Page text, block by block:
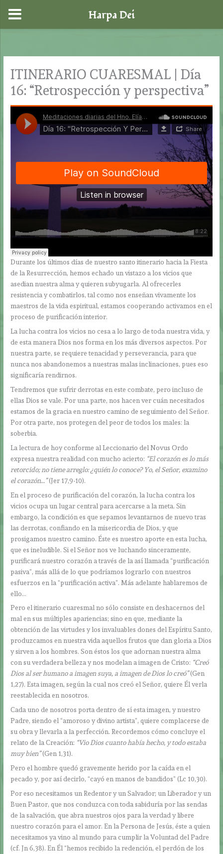
contenido
ITINERARIO CUARESMAL | Día
16: “Retrospección y perspectiva”
Durante los últimos días de nuestro santo itinerario hacia la Fiesta
de la Resurrección, hemos echado un vistazo a los vicios que
asedian nuestra alma y quieren subyugarla. Al ofrecerles
resistencia y combatirlos, tal como nos enseñan vivamente los
maestros de la vida espiritual, estamos cooperando activamos en el
proceso de purificación interior.
La lucha contra los vicios no cesa a lo largo de toda nuestra vida, y
de esta manera Dios nos forma en los más diversos aspectos. Por
nuestra parte, se requiere tenacidad y perseverancia, para que
nunca nos abandonemos a nuestras malas inclinaciones, pues eso
significaría rendirnos.
Tendremos que sufrir derrotas en este combate, pero incluso de
ellas Dios se vale. Por una parte, nos hacen ver cuán necesitados
estamos de la gracia en nuestro camino de seguimiento del Señor.
Por otra parte, nos protegen del peor de todos los males: la
soberbia.
La lectura de hoy conforme al Leccionario del Novus Ordo
expresa nuestra realidad con mucho acierto: “El corazón es lo más
retorcido; no tiene arreglo: ¿quién lo conoce? Yo, el Señor, examino
el corazón…”(Jer 17,9-10).
En el proceso de purificación del corazón, la lucha contra los
vicios ocupa un lugar central para acercarse a la meta. Sin
embargo, la condición es que sepamos levantarnos de nuevo tras
las derrotas, confiando en la misericordia de Dios, y que
prosigamos nuestro camino. Éste es nuestro aporte en esta lucha,
que es ineludible. Si el Señor nos ve luchando sinceramente,
purificará nuestro corazón a través de la así llamada “purificación
pasiva”, más allá de lo que podríamos lograrlo con nuestros
esfuerzos en la “purificación activa”. Más adelante hablaremos de
ello…
Pero el itinerario cuaresmal no sólo consiste en deshacernos del
mal en sus múltiples apariencias; sino en que, mediante la
obtención de las virtudes y los invaluables dones del Espíritu Santo,
produzcamos en nuestra vida aquellos frutos que dan gloria a Dios
y sirven a los hombres. Son éstos los que adornan nuestra alma
con su verdadera belleza y nos modelan a imagen de Cristo: “Creó
Dios al ser humano a imagen suya, a imagen de Dios lo creó”(Gen
1,27). Esta imagen, según la cual nos creó el Señor, quiere Él verla
reestablecida en nosotros.
Cada uno de nosotros porta dentro de sí esta imagen, y nuestro
Padre, siendo el “amoroso y divino artista”, quiere complacerse de
su obra y llevarla a la perfección. Recordemos cómo concluye el
relato de la Creación: “Vio Dios cuanto había hecho, y todo estaba
muy bien”(Gen 1,31).
Pero el hombre quedó gravemente herido por la caída en el
pecado y, por así decirlo, “cayó en manos de bandidos” (Lc 10,30).
Por eso necesitamos un Redentor y un Salvador; un Liberador y un
Buen Pastor, que nos conduzca con toda sabiduría por las sendas
de la salvación, que abra nuestros ojos para la verdad y libere
nuestro corazón para el amor. En la Persona de Jesús, éste a quien
necesitamos ya vino al mundo para cumplir la Voluntad del Padre
(cf. Jn 6,38). En Él “hemos recibido la redención, el perdón de los
Harpa Dei